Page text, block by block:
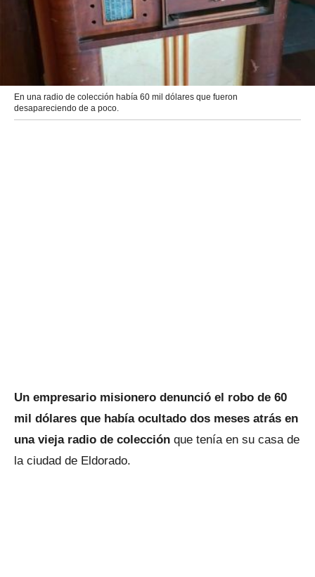
En una radio de colección había 60 mil dólares que fueron
desapareciendo de a poco.
Un empresario misionero denunció el robo de 60
mil dólares que había ocultado dos meses atrás en
una vieja radio de colección que tenía en su casa de
la ciudad de Eldorado.